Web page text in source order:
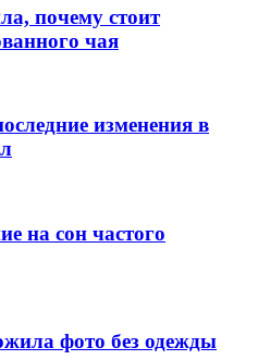
почему стоит
чая
изменения в
на сон частого
фото без одежды